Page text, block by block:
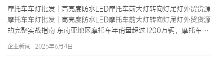
摩托车车灯批发 | 高亮度防水LED摩托车前大灯转向灯尾灯外贸货源
摩托车车灯批发 | 高亮度防水LED摩托车前大灯转向灯尾灯外贸货源
的完整实战指南 东南亚地区摩托车年销量超过1200万辆，摩托车后
律宾等主要市场，摩托车灯具不仅是保障骑行安全的基础配件，更
企业新闻 2026年6月4日